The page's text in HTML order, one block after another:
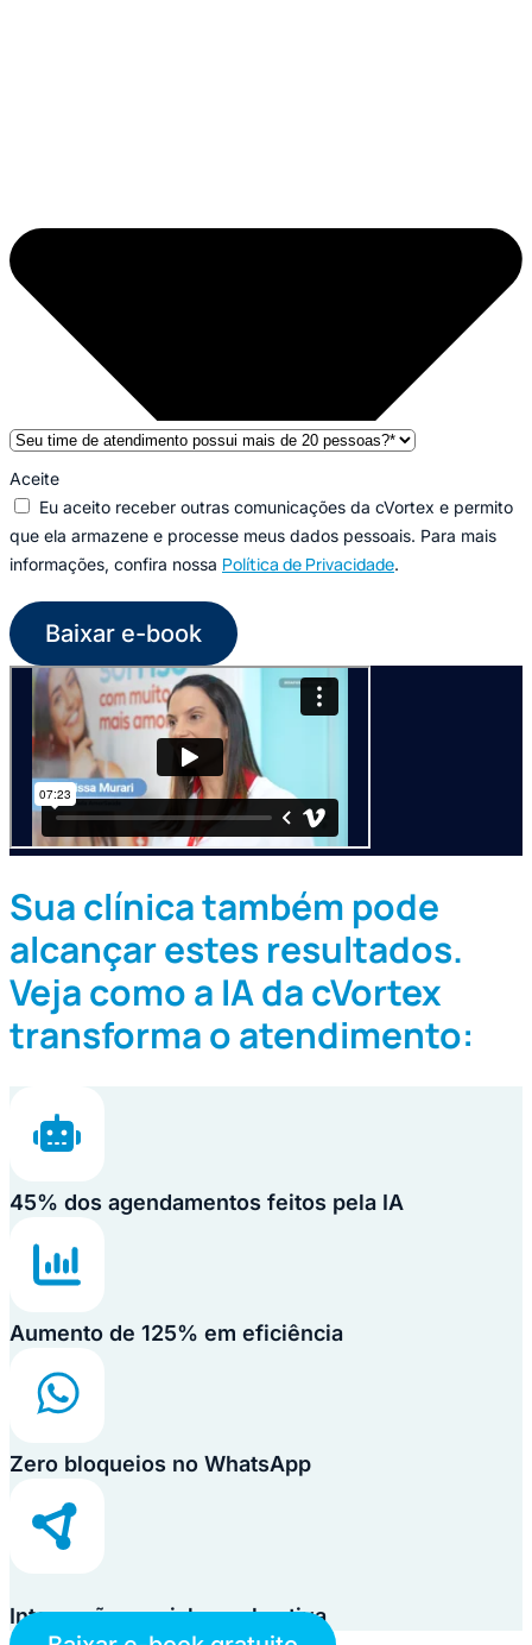
Aceite
Eu aceito receber outras comunicações da cVortex e permito
que ela armazene e processe meus dados pessoais. Para mais
informações, confira nossa Política de Privacidade.
Baixar e-book
Sua clínica também pode
alcançar estes resultados.
Veja como a IA da cVortex
transforma o atendimento:
45% dos agendamentos feitos pela IA
Aumento de 125% em eficiência
Zero bloqueios no WhatsApp
Integração omnichannel nativa